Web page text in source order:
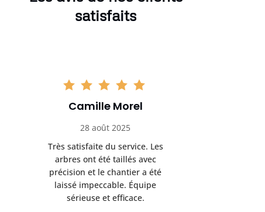
satisfaits
Camille Morel
28 août 2025
Très satisfaite du service. Les
arbres ont été taillés avec
précision et le chantier a été
laissé impeccable. Équipe
sérieuse et efficace.